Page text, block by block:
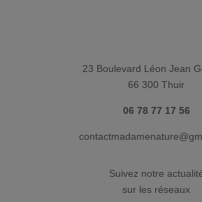
23 Boulevard Léon Jean
66 300 Thuir
06 78 77 17 56
Suivez notre
sur les réseaux